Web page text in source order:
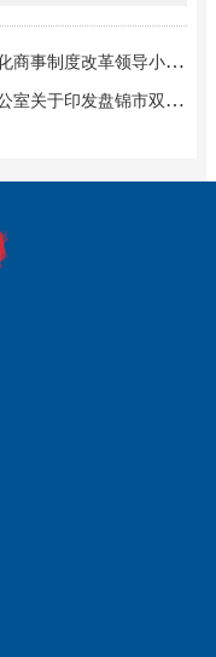
上一篇： 《关于调整盘锦市双台子区深化商事制度改革领导小组和双台子区公平竞争审查联席会议组成人员的通知》双区政办发〔2022〕16号文件解读
下一篇： 《盘锦市双台子区人民政府办公室关于印发盘锦市双台子区公办幼儿园收支运行管理办法（试行）的通知》双区政办发〔2021〕28号文件解读